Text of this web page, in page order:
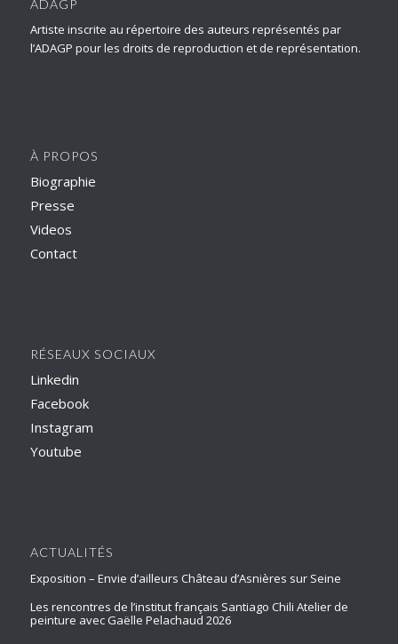
ADAGP
Artiste inscrite au répertoire des auteurs représentés par
l’ADAGP pour les droits de reproduction et de représentation.
À PROPOS
Biographie
Presse
Videos
Contact
RÉSEAUX SOCIAUX
Linkedin
Facebook
Instagram
Youtube
ACTUALITÉS
Exposition – Envie d’ailleurs Château d’Asnières sur Seine
Les rencontres de l’institut français Santiago Chili Atelier de
peinture avec Gaëlle Pelachaud 2026